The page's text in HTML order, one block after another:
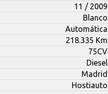
11 / 2009
Blanco
Automática
218.335 Km
75CV
Diesel
Madrid
Hostiauto